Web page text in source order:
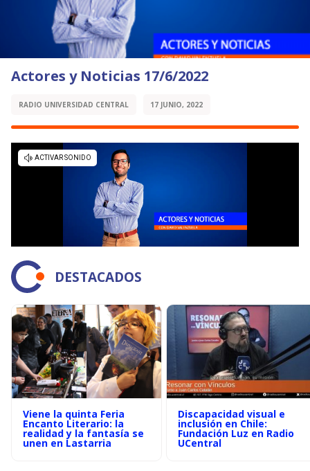
Actores y Noticias 17/6/2022
RADIO UNIVERSIDAD CENTRAL 17 JUNIO, 2022
DESTACADOS
Viene la quinta Feria
Encanto Literario: la
realidad y la fantasía se
unen en Lastarria
Discapacidad visual e
inclusión en Chile:
Fundación Luz en Radio
UCentral